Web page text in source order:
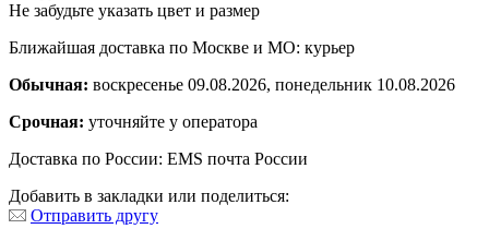
Не забудьте указать цвет и размер
Ближайшая доставка по Москве и МО: курьер
Обычная: воскресенье 09.08.2026, понедельник 10.08.2026
Срочная: уточняйте у оператора
Доставка по России: EMS почта России
Добавить в закладки или поделиться:
Отправить другу